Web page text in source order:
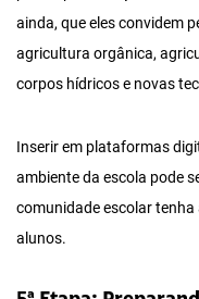
ainda, que eles convidem
agricultura orgânica,
corpos hídricos e novas
Inserir em plataformas
ambiente da escola pode
comunidade escolar
alunos.